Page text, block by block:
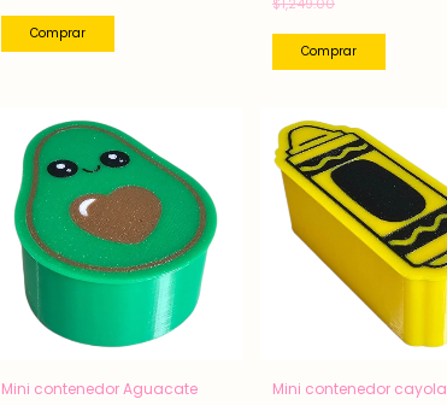
Mini contenedor Aguacate
Mini contenedor cayola